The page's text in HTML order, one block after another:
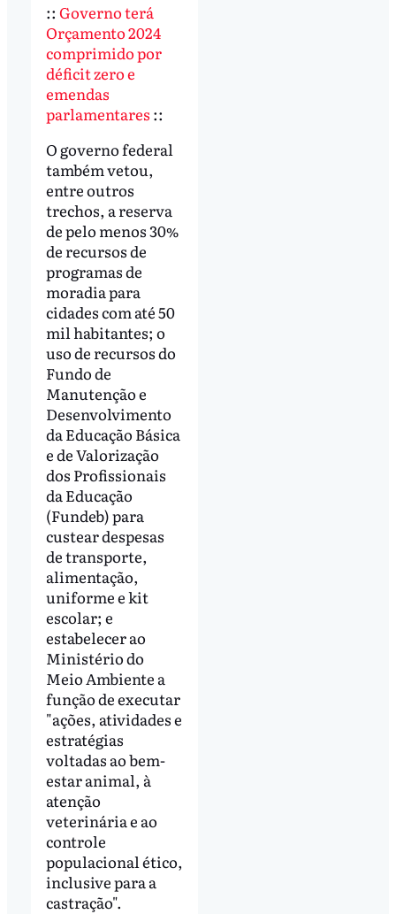
:: Governo terá
Orçamento 2024
comprimido por
déficit zero e
emendas
parlamentares ::
O governo federal
também vetou,
entre outros
trechos, a reserva
de pelo menos 30%
de recursos de
programas de
moradia para
cidades com até 50
mil habitantes; o
uso de recursos do
Fundo de
Manutenção e
Desenvolvimento
da Educação Básica
e de Valorização
dos Profissionais
da Educação
(Fundeb) para
custear despesas
de transporte,
alimentação,
uniforme e kit
escolar; e
estabelecer ao
Ministério do
Meio Ambiente a
função de executar
"ações, atividades e
estratégias
voltadas ao bem-
estar animal, à
atenção
veterinária e ao
controle
populacional ético,
inclusive para a
castração".